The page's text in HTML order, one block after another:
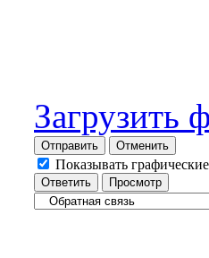
Загрузить
Отправить Отменить
Показывать